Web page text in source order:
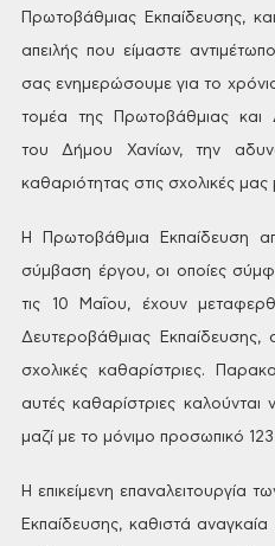
Πρωτοβάθμιας Εκπαίδευσης,
απειλής που είμαστε
σας ενημερώσουμε για το
τομέα της Πρωτοβάθμιας και
του Δήμου Χανίων, την
καθαριότητας στις σχολικές
Η Πρωτοβάθμια Εκπαίδευση
σύμβαση έργου, οι οποίες
τις 10 Μαΐου, έχουν
Δευτεροβάθμιας Εκπαίδευσης,
σχολικές καθαρίστριες.
αυτές καθαρίστριες καλούνται
μαζί με το μόνιμο προσωπικό
Η επικείμενη επαναλειτουργία
Εκπαίδευσης, καθιστά